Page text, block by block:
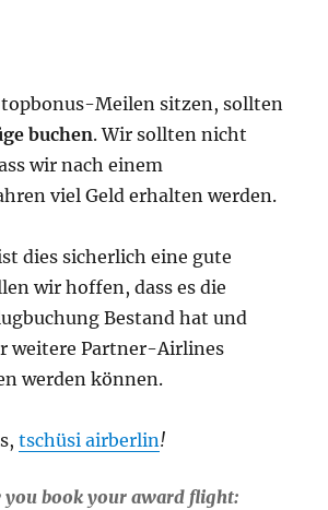
Meilen sitzen, sollten
buchen. Wir sollten nicht
wir nach einem
viel Geld erhalten werden.
dies sicherlich eine gute
wir hoffen, dass es die
Bestand hat und
weitere Partner-Airlines
werden können.
tschüsi airberlin!
you book your award flight: